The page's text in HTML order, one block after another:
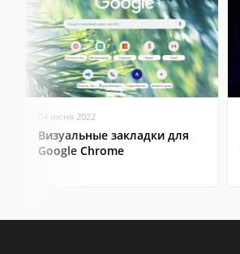
04 июня 2022
Визуальные закладки для
Google Chrome